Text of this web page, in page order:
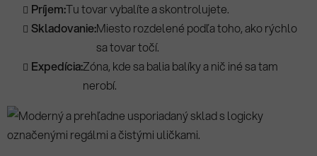
Príjem:Tu tovar vybalíte a skontrolujete.
Skladovanie:Miesto rozdelené podľa toho, ako rýchlo
sa tovar točí.
Expedícia:Zóna, kde sa balia balíky a nič iné sa tam
nerobí.